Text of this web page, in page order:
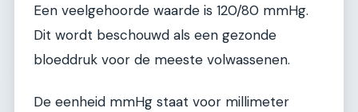
Een veelgehoorde waarde is 120/80 mmHg.
Dit wordt beschouwd als een gezonde
bloeddruk voor de meeste volwassenen.
De eenheid mmHg staat voor millimeter